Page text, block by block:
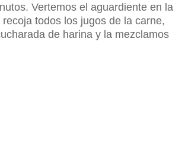
Vertemos el aguardiente en la
todos los jugos de la carne,
de harina y la mezclamos